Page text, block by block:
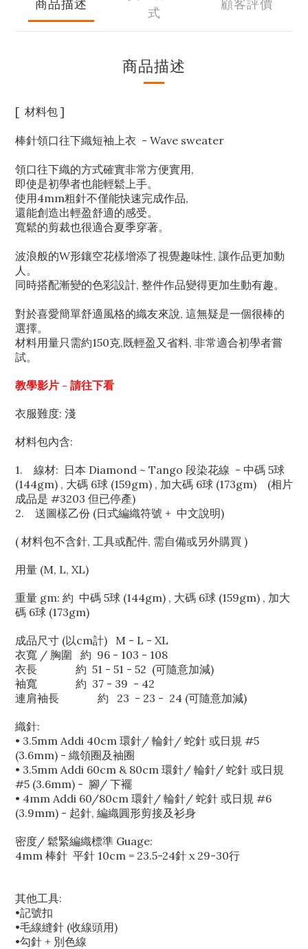
商品描述
式
顧客評價
商品描述
[ 材料包 ]
棒針領口往下織短袖上衣 - Wave sweater
領口往下織的方式確實非常方便實用,
即使是初學者也能輕鬆上手。
使用4mm粗針不僅能快速完成作品,
還能創造出輕盈舒適的感受。
寬鬆的剪裁也很適合夏季穿著。
波浪般的W形鑲空花樣增添了視覺趣味性, 讓作品更加動
人。
同時搭配漸變的色彩設計, 整件作品變得更加生動有趣。
對於喜愛簡單舒適風格的織友來說, 這無疑是一個很棒的
選擇。
材料用量只需約150克,既輕盈又省料, 非常適合初學者嘗
試。
教學影片 - 請往下看
衣服難度: 淺
材料包內含:
1. 線材: 日本 Diamond ~ Tango 段染花線 - 中碼 5球
(144gm) , 大碼 6球 (159gm) , 加大碼 6球 (173gm) (相片
成品是 #3203 但已停產)
2. 送圖樣乙份 (日式編織符號 + 中文說明)
( 材料包不含針, 工具或配件, 需自備或另外購買 )
用量 (M, L, XL)
重量 gm: 約 中碼 5球 (144gm) , 大碼 6球 (159gm) , 加大
碼 6球 (173gm)
成品尺寸 (以cm計) M - L - XL
衣寬 / 胸圍 約 96 - 103 - 108
衣長 約 51 - 51 - 52 (可隨意加減)
袖寬 約 37 - 39 - 42
連肩袖長
約 23 - 23 - 24 (可隨意加減)
織針:
• 3.5mm Addi 40cm 環針/ 輪針/ 蛇針 或日規 #5
(3.6mm) - 織領圈及袖圈
• 3.5mm Addi 60cm & 80cm 環針/ 輪針/ 蛇針 或日規
#5 (3.6mm) - 腳/ 下襬
• 4mm Addi 60/80cm 環針/ 輪針/ 蛇針 或日規 #6
(3.9mm) - 起針, 編織圓形剪接及衫身
密度/ 鬆緊編織標準 Guage:
4mm 棒針 平針 10cm = 23.5-24針 x 29-30行
其他工具:
•記號扣
•毛線縫針 (收線頭用)
•勾針 + 別色線